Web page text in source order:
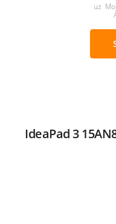
uz
IdeaPad 3